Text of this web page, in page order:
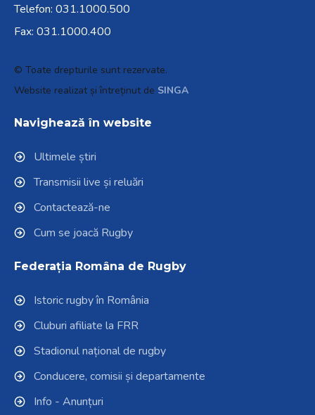
Telefon: 031.1000.500
Fax: 031.1000.400
© Toate drepturile sunt rezervate.
Website realizat și întreținut de SINGA
Navighează în website
Ultimele știri
Transmisii live și reluări
Contactează-ne
Cum se joacă Rugby
Federația Româna de Rugby
Istoric rugby în România
Cluburi afiliate la FRR
Stadionul național de rugby
Conducere, comisii și departamente
Info - Anunțuri